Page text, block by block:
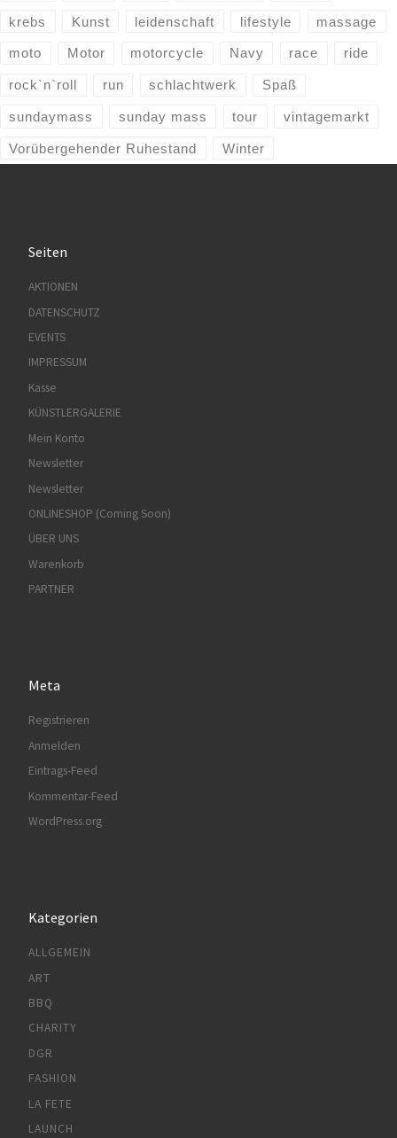
krebs Kunst leidenschaft lifestyle massage
moto Motor motorcycle Navy race ride
rock`n`roll run schlachtwerk Spaß
sundaymass sunday mass tour vintagemarkt
Vorübergehender Ruhestand Winter
Seiten
AKTIONEN
DATENSCHUTZ
EVENTS
IMPRESSUM
Kasse
KÜNSTLERGALERIE
Mein Konto
Newsletter
Newsletter
ONLINESHOP (Coming Soon)
ÜBER UNS
Warenkorb
PARTNER
Meta
Registrieren
Anmelden
Eintrags-Feed
Kommentar-Feed
WordPress.org
Kategorien
ALLGEMEIN
ART
BBQ
CHARITY
DGR
FASHION
LA FETE
LAUNCH